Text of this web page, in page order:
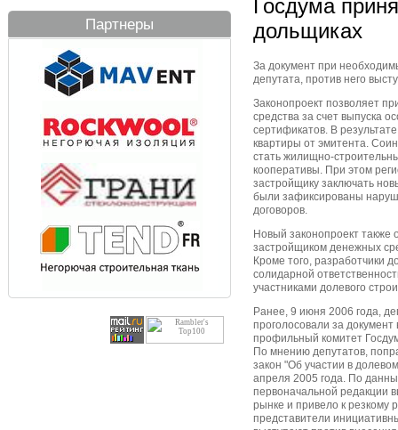
Партнеры
Госдума
дольщиках
За документ при
депутата, против него
Законопроект позволяет
средства за счет выпуска
сертификатов. В
квартиры от эмитента.
стать жилищно-
кооперативы. При этом
застройщику заключать
были зафиксированы
договоров.
Новый законопроект также
застройщиком денежных
Кроме того, разработчики
солидарной
участниками долевого
Ранее, 9 июня 2006 года,
проголосовали за
профильный комитет
По мнению депутатов,
закон "Об участии в
апреля 2005 года. По
первоначальной редакции
рынке и привело к резкому
представители